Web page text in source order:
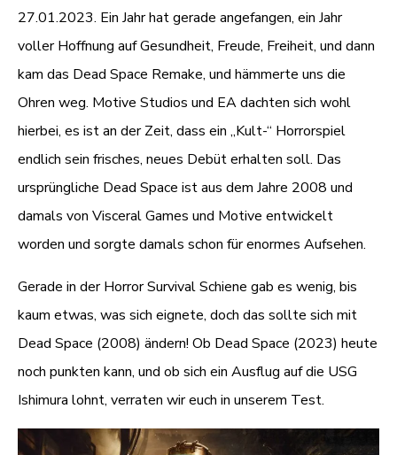
27.01.2023. Ein Jahr hat gerade angefangen, ein Jahr
voller Hoffnung auf Gesundheit, Freude, Freiheit, und dann
kam das Dead Space Remake, und hämmerte uns die
Ohren weg. Motive Studios und EA dachten sich wohl
hierbei, es ist an der Zeit, dass ein „Kult-“ Horrorspiel
endlich sein frisches, neues Debüt erhalten soll. Das
ursprüngliche Dead Space ist aus dem Jahre 2008 und
damals von Visceral Games und Motive entwickelt
worden und sorgte damals schon für enormes Aufsehen.
Gerade in der Horror Survival Schiene gab es wenig, bis
kaum etwas, was sich eignete, doch das sollte sich mit
Dead Space (2008) ändern! Ob Dead Space (2023) heute
noch punkten kann, und ob sich ein Ausflug auf die USG
Ishimura lohnt, verraten wir euch in unserem Test.